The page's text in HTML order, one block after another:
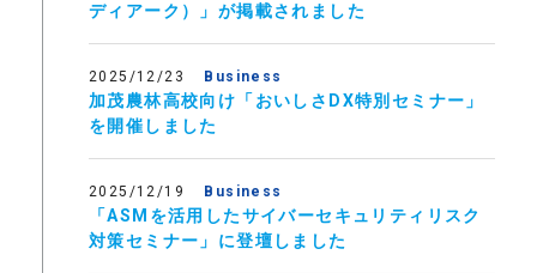
ディアーク）」が掲載されました
2025/12/23 Business
加茂農林高校向け「おいしさDX特別セミナー」
を開催しました
2025/12/19 Business
「ASMを活用したサイバーセキュリティリスク
対策セミナー」に登壇しました